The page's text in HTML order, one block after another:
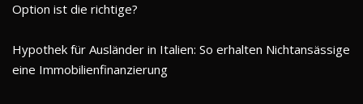
Option ist die richtige?
Hypothek für Ausländer in Italien: So erhalten Nichtansässige
eine Immobilienfinanzierung